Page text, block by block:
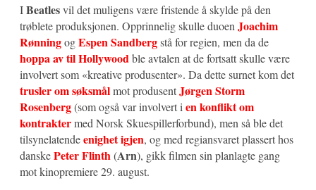
IBeatlesvil det muligens være fristende å skylde på den
trøblete produksjonen. Opprinnelig skulle duoen Joachim
RønningogEspen Sandbergstå for regien, men da de
hoppa av til Hollywoodble avtalen at de fortsatt skulle være
involvert som «kreative produsenter». Da dette surnet kom det
trusler om søksmålmot produsentJørgen Storm
Rosenberg(som også var involvert i en konflikt om
kontraktermed Norsk Skuespillerforbund), men så ble det
tilsynelatendeenighet igjen, og med regiansvaret plassert hos
danskePeter Flinth(Arn), gikk filmen sin planlagte gang
mot kinopremiere 29. august.